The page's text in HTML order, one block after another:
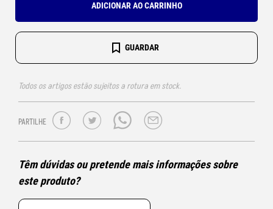
ADICIONAR AO CARRINHO
GUARDAR
Todos os artigos estão sujeitos a rotura em stock.
PARTILHE
Têm dúvidas ou pretende mais informações sobre
este produto?